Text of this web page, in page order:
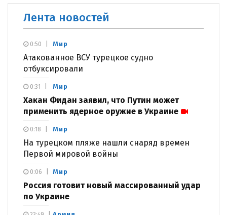
Лента новостей
Мир
Атакованное ВСУ турецкое судно
отбуксировали
0:50
Мир
Хакан Фидан заявил, что Путин может
применить ядерное оружие в Украине
0:31
Мир
На турецком пляже нашли снаряд времен
Первой мировой войны
0:18
Мир
Россия готовит новый массированный удар
по Украине
0:06